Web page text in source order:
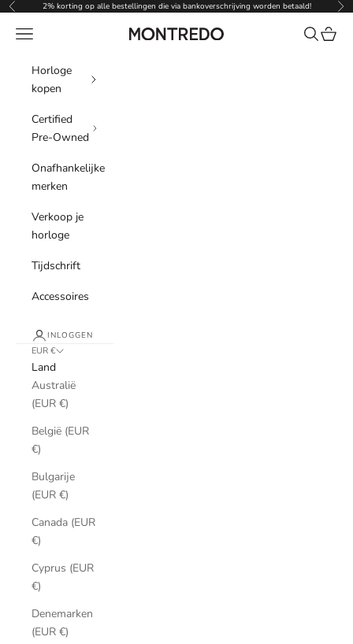
Naar inhoud
Vorige 2% korting op alle bestellingen die via bankoverschrijving worden betaald!
Montredo
Menu Zoeken
Horloge
kopen
Certified
Pre-Owned
Onafhankelijke
merken
Verkoop je
horloge
Tijdschrift
Accessoires
INLOGGEN
EUR €
Land
Australië
(EUR €)
België (EUR
€)
Bulgarije
(EUR €)
Canada (EUR
€)
Cyprus (EUR
€)
Denemarken
(EUR €)